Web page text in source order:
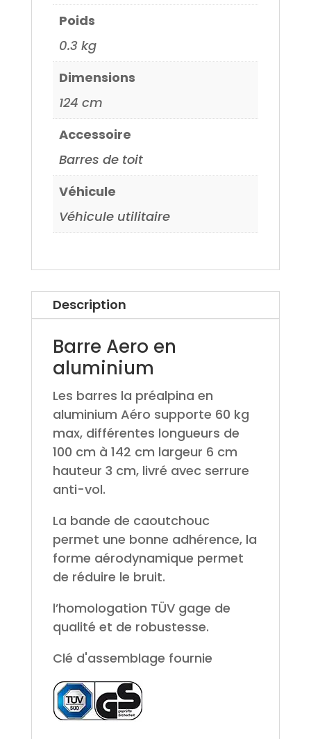
Poids
0.3 kg
Dimensions
124 cm
Accessoire
Barres de toit
Véhicule
Véhicule utilitaire
Description
Barre Aero en
aluminium
Les barres la préalpina en
aluminium Aéro supporte 60 kg
max, différentes longueurs de
100 cm à 142 cm largeur 6 cm
hauteur 3 cm, livré avec serrure
anti-vol.
La bande de caoutchouc
permet une bonne adhérence, la
forme aérodynamique permet
de réduire le bruit.
l’homologation TÜV gage de
qualité et de robustesse.
Clé d'assemblage fournie